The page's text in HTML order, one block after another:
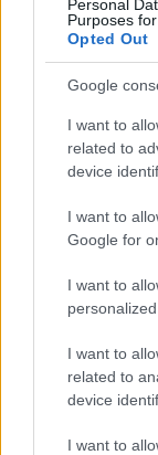
Personal
Purposes
Opted Out
Google
I want to
related to
device
I want to
Google for
I want to
I want to
related to
device
I want to